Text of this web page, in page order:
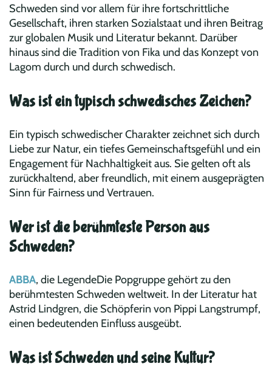
Schweden sind vor allem für ihre fortschrittliche
Gesellschaft, ihren starken Sozialstaat und ihren Beitrag
zur globalen Musik und Literatur bekannt. Darüber
hinaus sind die Tradition von Fika und das Konzept von
Lagom durch und durch schwedisch.
Was ist ein typisch schwedisches Zeichen?
Ein typisch schwedischer Charakter zeichnet sich durch
Liebe zur Natur, ein tiefes Gemeinschaftsgefühl und ein
Engagement für Nachhaltigkeit aus. Sie gelten oft als
zurückhaltend, aber freundlich, mit einem ausgeprägten
Sinn für Fairness und Vertrauen.
Wer ist die berühmteste Person aus
Schweden?
ABBA, die LegendeDie Popgruppe gehört zu den
berühmtesten Schweden weltweit. In der Literatur hat
Astrid Lindgren, die Schöpferin von Pippi Langstrumpf,
einen bedeutenden Einfluss ausgeübt.
Was ist Schweden und seine Kultur?